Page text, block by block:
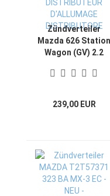
Zündverteiler
Mazda 626 Station
Wagon (GV) 2.2
SPINTEROGENO
D'ALLUMAGE
DISTRIBUTORE
239,00 EUR